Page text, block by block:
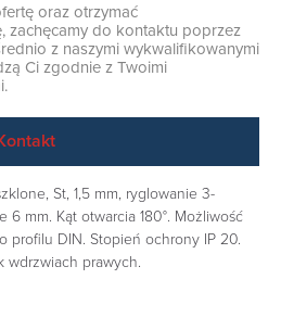
oraz otrzymać
zachęcamy do kontaktu poprzez
z naszymi wykwalifikowanymi
Ci zgodnie z Twoimi
St, 1,5 mm, ryglowanie 3-
6 mm. Kąt otwarcia 180°. Możliwość
profilu DIN. Stopień ochrony IP 20.
wdrzwiach prawych.